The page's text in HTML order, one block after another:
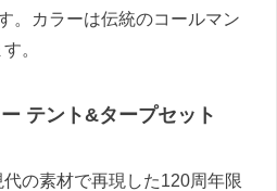
。カラーは伝統のコールマン
。
テント&タープセット
の素材で再現した120周年限